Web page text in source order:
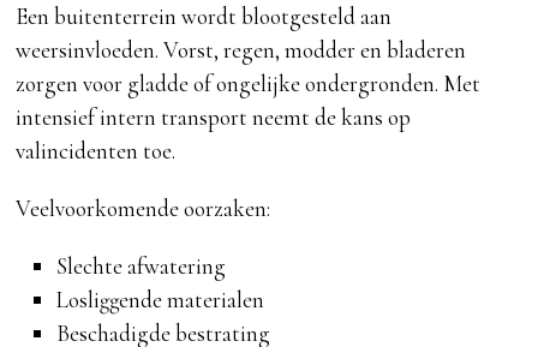
Een buitenterrein wordt blootgesteld aan
weersinvloeden. Vorst, regen, modder en bladeren
zorgen voor gladde of ongelijke ondergronden. Met
intensief intern transport neemt de kans op
valincidenten toe.
Veelvoorkomende oorzaken:
Slechte afwatering
Losliggende materialen
Beschadigde bestrating